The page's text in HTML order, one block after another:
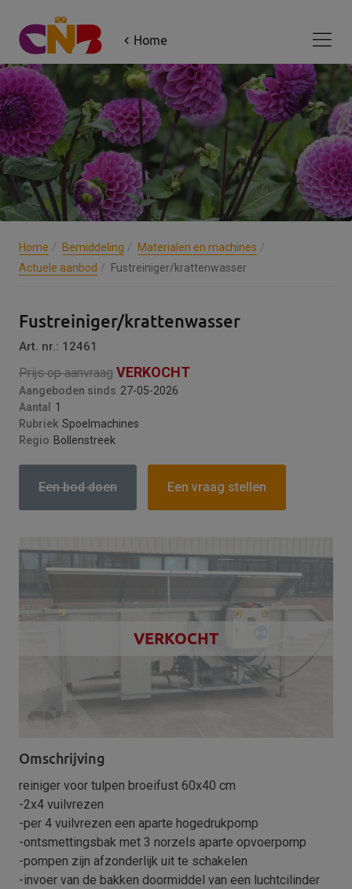
Home
Home Bemiddeling
Materialen en machines
Actuele aanbod
Fustreiniger/krattenwasser
Fustreiniger/krattenwasser
Art. nr.: 12461
Prijs op aanvraag VERKOCHT
Aangeboden sinds 27-05-2026
Aantal
1
Rubriek Spoelmachines
Regio Bollenstreek
Een bod doen Een vraag stellen
VERKOCHT
Omschrijving
reiniger voor tulpen broeifust 60x40 cm
-2x4 vuilvrezen
-per 4 vuilvrezen een aparte hogedrukpomp
-ontsmettingsbak met 3 norzels aparte opvoerpomp
-pompen zijn afzonderlijk uit te schakelen
-invoer van de bakken doormiddel van een luchtcilinder
×
Aanmelden 'Jouw CNB update'
Voornaam *
Achternaam*
E-mail*
Ik heb hetprivacybeleidgelezen en ga
hiermee akkoord.
Versturen
This site is protected by reCAPTCHA and the
GooglePrivacy Policy
apply.